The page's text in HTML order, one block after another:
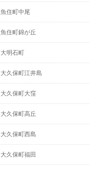
魚住町中尾
魚住町錦が丘
大明石町
大久保町江井島
大久保町大窪
大久保町高丘
大久保町西島
大久保町福田